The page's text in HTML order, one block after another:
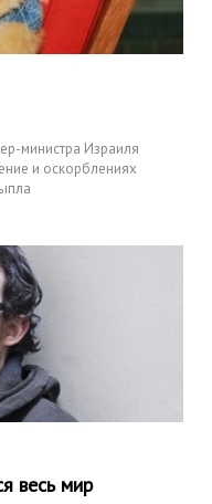
министра Израиля
и оскорблениях
весь мир